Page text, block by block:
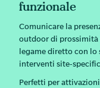
funzionale
Comunicare la
outdoor di
legame diretto con lo
interventi site-
Perfetti per